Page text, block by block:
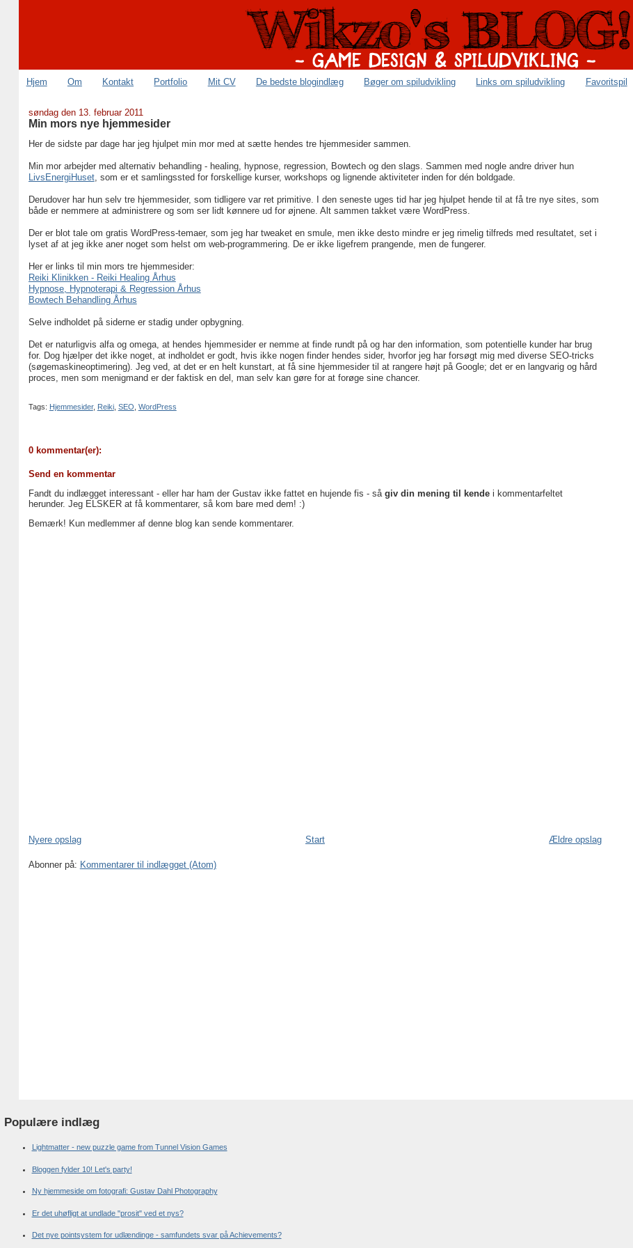
Hjem Om Kontakt Portfolio Mit CV De bedste blogindlæg Bøger om spiludvikling Links om spiludvikling Favoritspil
søndag den 13. februar 2011
Min mors nye hjemmesider
Her de sidste par dage har jeg hjulpet min mor med at sætte hendes tre hjemmesider sammen.
Min mor arbejder med alternativ behandling - healing, hypnose, regression, Bowtech og den slags. Sammen med nogle andre driver hun
LivsEnergiHuset, som er et samlingssted for forskellige kurser, workshops og lignende aktiviteter inden for dén boldgade.
Derudover har hun selv tre hjemmesider, som tidligere var ret primitive. I den seneste uges tid har jeg hjulpet hende til at få tre nye sites, som
både er nemmere at administrere og som ser lidt kønnere ud for øjnene. Alt sammen takket være WordPress.
Der er blot tale om gratis WordPress-temaer, som jeg har tweaket en smule, men ikke desto mindre er jeg rimelig tilfreds med resultatet, set i
lyset af at jeg ikke aner noget som helst om web-programmering. De er ikke ligefrem prangende, men de fungerer.
Her er links til min mors tre hjemmesider:
Reiki Klinikken - Reiki Healing Århus
Hypnose, Hypnoterapi & Regression Århus
Bowtech Behandling Århus
Selve indholdet på siderne er stadig under opbygning.
Det er naturligvis alfa og omega, at hendes hjemmesider er nemme at finde rundt på og har den information, som potentielle kunder har brug
for. Dog hjælper det ikke noget, at indholdet er godt, hvis ikke nogen finder hendes sider, hvorfor jeg har forsøgt mig med diverse SEO-tricks
(søgemaskineoptimering). Jeg ved, at det er en helt kunstart, at få sine hjemmesider til at rangere højt på Google; det er en langvarig og hård
proces, men som menigmand er der faktisk en del, man selv kan gøre for at forøge sine chancer.
Tags: Hjemmesider, Reiki, SEO, WordPress
0 kommentar(er):
Send en kommentar
Fandt du indlægget interessant - eller har ham der Gustav ikke fattet en hujende fis - så giv din mening til kendei kommentarfeltet
herunder. Jeg ELSKER at få kommentarer, så kom bare med dem! :)
Bemærk! Kun medlemmer af denne blog kan sende kommentarer.
Nyere opslag Ældre opslag
Start
Abonner på: Kommentarer til indlægget (Atom)
Populære indlæg
Lightmatter - new puzzle game from Tunnel Vision Games
Bloggen fylder 10! Let's party!
Ny hjemmeside om fotografi: Gustav Dahl Photography
Er det uhøfligt at undlade "prosit" ved et nys?
Det nye pointsystem for udlændinge - samfundets svar på Achievements?